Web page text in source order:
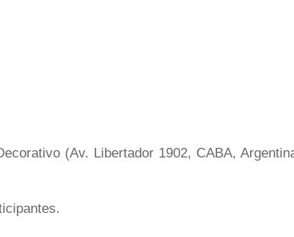
(Av. Libertador 1902, CABA,